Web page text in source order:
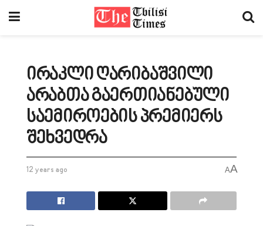
ირაკლი ღარიბაშვილი
არაბთა გაერთიანებული
საემიროების პრემიერს
შეხვედრა
12 years ago AA